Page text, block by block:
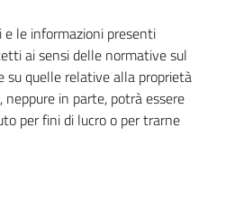
le informazioni presenti
ai sensi delle normative sul
quelle relative alla proprietà
in parte, potrà essere
per fini di lucro o per trarne